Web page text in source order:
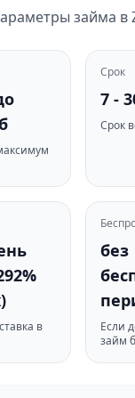
займа в
Срок
7 -
Срок
в
без
Если
займ